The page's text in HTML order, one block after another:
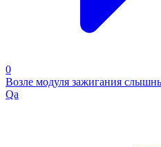
0
Возле модуля зажигания
Qa